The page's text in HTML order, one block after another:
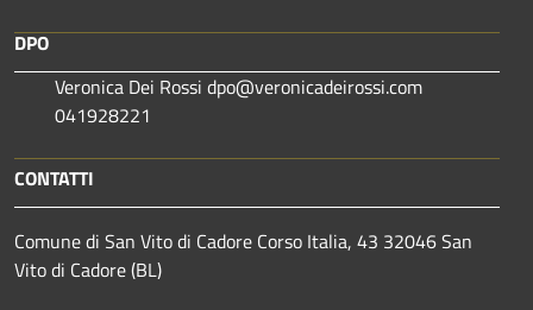
DPO
Veronica Dei Rossi dpo@veronicadeirossi.com
041928221
CONTATTI
Comune di San Vito di Cadore Corso Italia, 43 32046 San
Vito di Cadore (BL)